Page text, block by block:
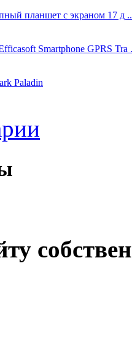
планшет с экраном 17 д
Smartphone GPRS Tra
Paladin